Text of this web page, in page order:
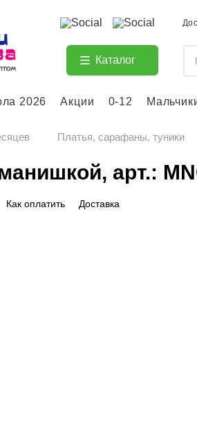
Каталог
2026 Акции 0-12
Платья, сарафаны, туники
арт.:
Как оплатить Доставка